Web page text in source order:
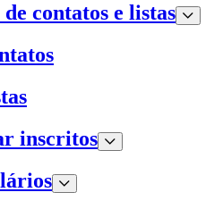
de contatos e listas
inscritos